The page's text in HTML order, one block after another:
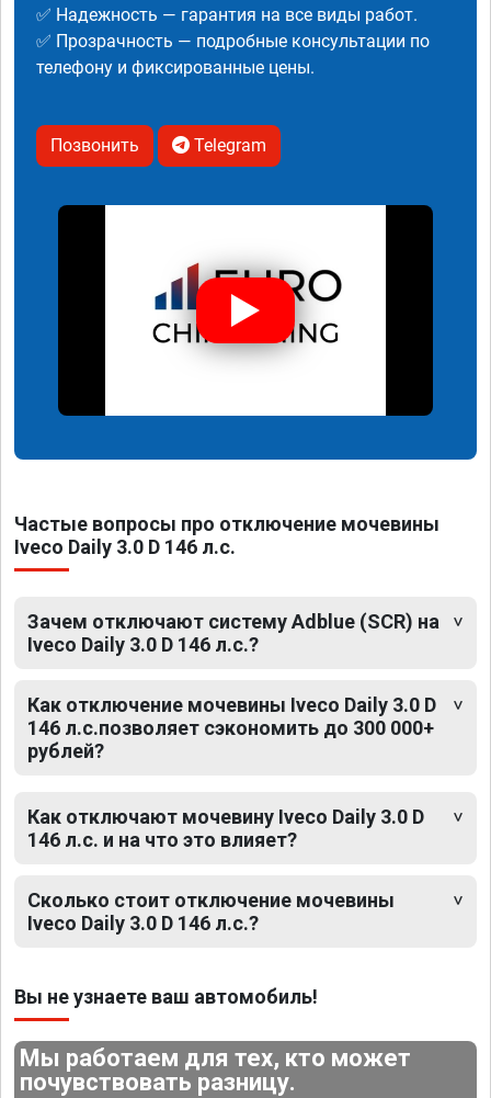
✅ Надежность — гарантия на все виды работ.
✅ Прозрачность — подробные консультации по
телефону и фиксированные цены.
Позвонить Telegram
Частые вопросы про отключение мочевины
Iveco Daily 3.0 D 146 л.с.
Зачем отключают систему Adblue (SCR) на
Iveco Daily 3.0 D 146 л.с.?
Как отключение мочевины Iveco Daily 3.0 D
146 л.с.позволяет сэкономить до 300 000+
рублей?
Как отключают мочевину Iveco Daily 3.0 D
146 л.с. и на что это влияет?
Сколько стоит отключение мочевины
Iveco Daily 3.0 D 146 л.с.?
Вы не узнаете ваш автомобиль!
Мы работаем для тех, кто может
почувствовать разницу.